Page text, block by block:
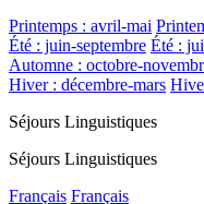
Printemps : avril-mai
Été : juin-septembre Été :
Automne : octobre-
Hiver : décembre-mars
Séjours Linguistiques
Séjours Linguistiques
Français Français